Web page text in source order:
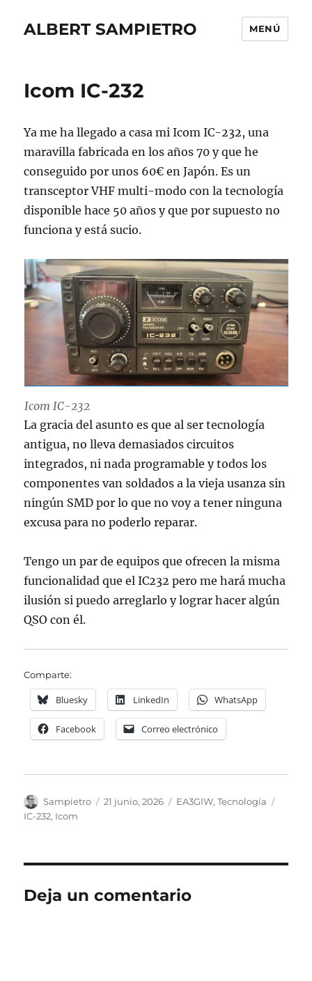
ALBERT SAMPIETRO MENÚ
Icom IC-232
Ya me ha llegado a casa mi Icom IC-232, una
maravilla fabricada en los años 70 y que he
conseguido por unos 60€ en Japón. Es un
transceptor VHF multi-modo con la tecnología
disponible hace 50 años y que por supuesto no
funciona y está sucio.
Icom IC-232
La gracia del asunto es que al ser tecnología
antigua, no lleva demasiados circuitos
integrados, ni nada programable y todos los
componentes van soldados a la vieja usanza sin
ningún SMD por lo que no voy a tener ninguna
excusa para no poderlo reparar.
Tengo un par de equipos que ofrecen la misma
funcionalidad que el IC232 pero me hará mucha
ilusión si puedo arreglarlo y lograr hacer algún
QSO con él.
Comparte:
Bluesky LinkedIn WhatsApp
Facebook Correo electrónico
Autor
Sampietro
Publicado
21 junio, 2026 Categorías
EA3GIW,Tecnología
IC-232, Icom
Deja un comentario